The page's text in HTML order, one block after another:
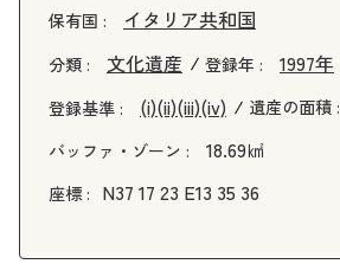
保有国 : イタリア共和国
分類 : 文化遺産 登録年 : 1997年
登録基準 : (i)(ii)(iii)(iv) 遺産の面積 :
バッファ・ゾーン : 18.69㎢
座標 : N37 17 23 E13 35 36